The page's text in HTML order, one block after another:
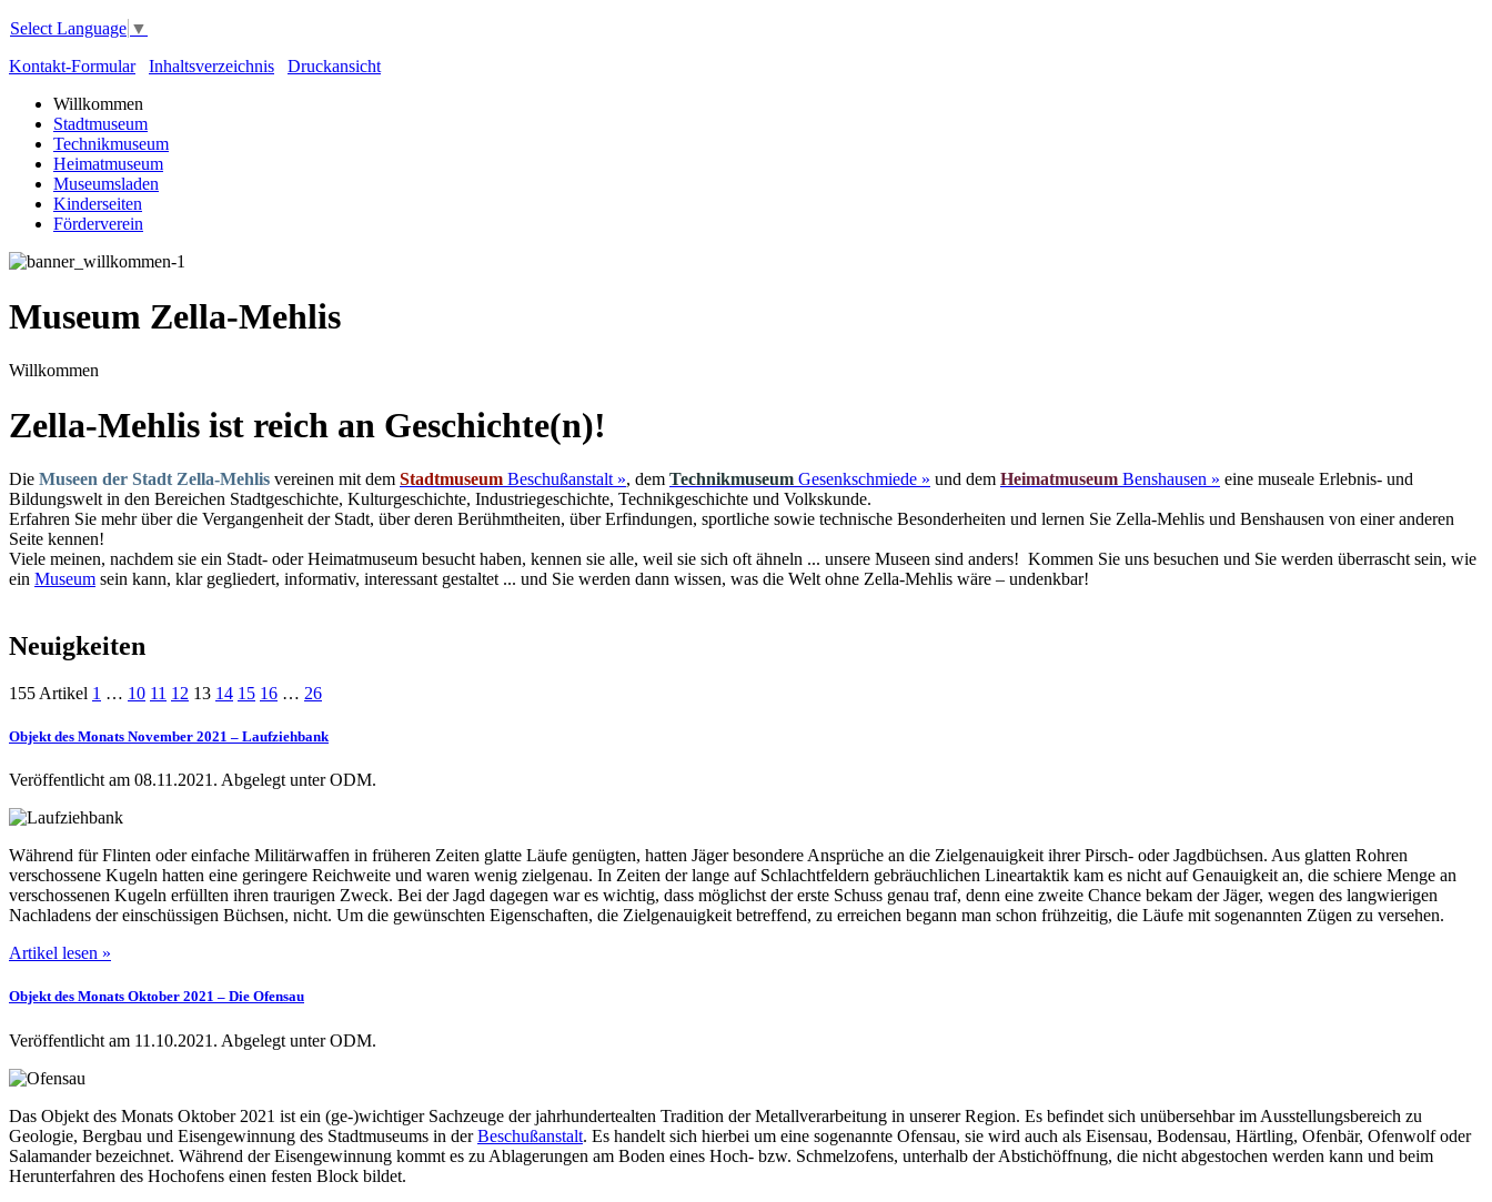
Select Language ▼
Kontakt-Formular
Inhaltsverzeichnis
Druckansicht
Willkommen
Stadtmuseum
Technikmuseum
Heimatmuseum
Museumsladen
Kinderseiten
Förderverein
Museum Zella-Mehlis
Willkommen
Zella-Mehlis ist reich an Geschichte(n)!
Die Museen der Stadt Zella-Mehlis vereinen mit dem Stadtmuseum Beschußanstalt », dem Technikmuseum Gesenkschmiede » und dem Heimatmuseum Benshausen » eine museale Erlebnis- und
Bildungswelt in den Bereichen Stadtgeschichte, Kulturgeschichte, Industriegeschichte, Technikgeschichte und Volkskunde.
Erfahren Sie mehr über die Vergangenheit der Stadt, über deren Berühmtheiten, über Erfindungen, sportliche sowie technische Besonderheiten und lernen Sie Zella-Mehlis und Benshausen von einer anderen
Seite kennen!
Viele meinen, nachdem sie ein Stadt- oder Heimatmuseum besucht haben, kennen sie alle, weil sie sich oft ähneln ... unsere Museen sind anders! Kommen Sie uns besuchen und Sie werden überrascht sein, wie
ein Museum sein kann, klar gegliedert, informativ, interessant gestaltet ... und Sie werden dann wissen, was die Welt ohne Zella-Mehlis wäre – undenkbar!
Neuigkeiten
155 Artikel 1 … 10 11 12 13 14 15 16 … 26
Objekt des Monats November 2021 – Laufziehbank
Veröffentlicht am 08.11.2021. Abgelegt unter ODM.
Während für Flinten oder einfache Militärwaffen in früheren Zeiten glatte Läufe genügten, hatten Jäger besondere Ansprüche an die Zielgenauigkeit ihrer Pirsch- oder Jagdbüchsen. Aus glatten Rohren
verschossene Kugeln hatten eine geringere Reichweite und waren wenig zielgenau. In Zeiten der lange auf Schlachtfeldern gebräuchlichen Lineartaktik kam es nicht auf Genauigkeit an, die schiere Menge an
verschossenen Kugeln erfüllten ihren traurigen Zweck. Bei der Jagd dagegen war es wichtig, dass möglichst der erste Schuss genau traf, denn eine zweite Chance bekam der Jäger, wegen des langwierigen
Nachladens der einschüssigen Büchsen, nicht. Um die gewünschten Eigenschaften, die Zielgenauigkeit betreffend, zu erreichen begann man schon frühzeitig, die Läufe mit sogenannten Zügen zu versehen.
Artikel lesen »
Objekt des Monats Oktober 2021 – Die Ofensau
Veröffentlicht am 11.10.2021. Abgelegt unter ODM.
Das Objekt des Monats Oktober 2021 ist ein (ge-)wichtiger Sachzeuge der jahrhundertealten Tradition der Metallverarbeitung in unserer Region. Es befindet sich unübersehbar im Ausstellungsbereich zu
Geologie, Bergbau und Eisengewinnung des Stadtmuseums in derBeschußanstalt. Es handelt sich hierbei um eine sogenannte Ofensau, sie wird auch als Eisensau, Bodensau, Härtling, Ofenbär, Ofenwolf oder
Salamander bezeichnet. Während der Eisengewinnung kommt es zu Ablagerungen am Boden eines Hoch- bzw. Schmelzofens, unterhalb der Abstichöffnung, die nicht abgestochen werden kann und beim
Herunterfahren des Hochofens einen festen Block bildet.